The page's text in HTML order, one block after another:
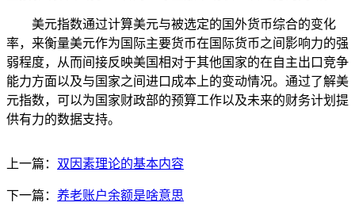
美元指数通过计算美元与被选定的国外货币综合的变化
率，来衡量美元作为国际主要货币在国际货币之间影响力的强
弱程度，从而间接反映美国相对于其他国家的在自主出口竞争
能力方面以及与国家之间进口成本上的变动情况。通过了解美
元指数，可以为国家财政部的预算工作以及未来的财务计划提
供有力的数据支持。
上一篇： 双因素理论的基本内容
下一篇： 养老账户余额是啥意思